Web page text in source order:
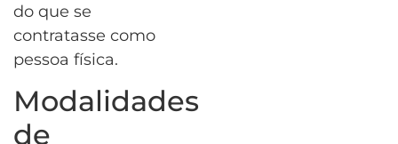
do que se
contratasse como
pessoa física.
Modalidades
de